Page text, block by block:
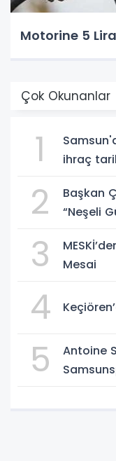
Motorine 5
Çok Okunanlar
1
ihraç
2
Başkan
“Neşeli
3
Mesai
4
5
Antoine